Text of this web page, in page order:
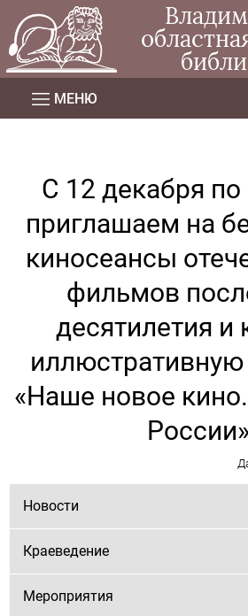
МЕНЮ
С 12 декабря по
приглашаем на
киносеансы
фильмов
десятилетия и
«Наше новое
России»
Новости
Краеведение
Мероприятия